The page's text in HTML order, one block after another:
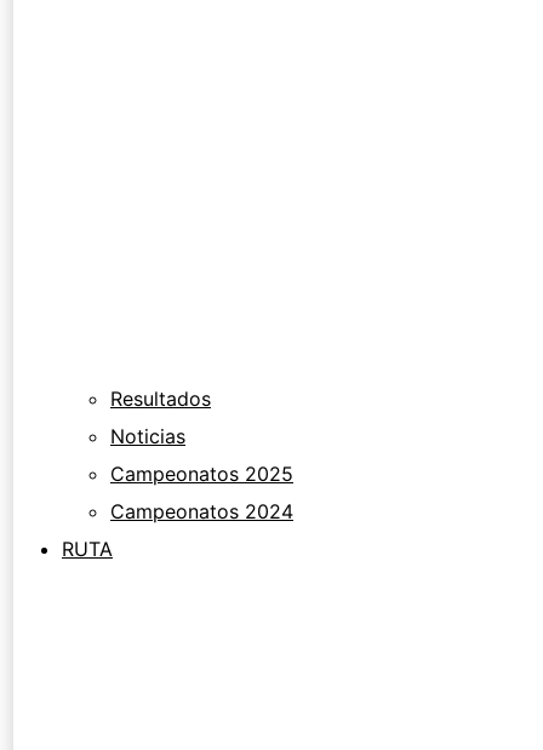
Resultados
Noticias
Campeonatos 2025
Campeonatos 2024
RUTA